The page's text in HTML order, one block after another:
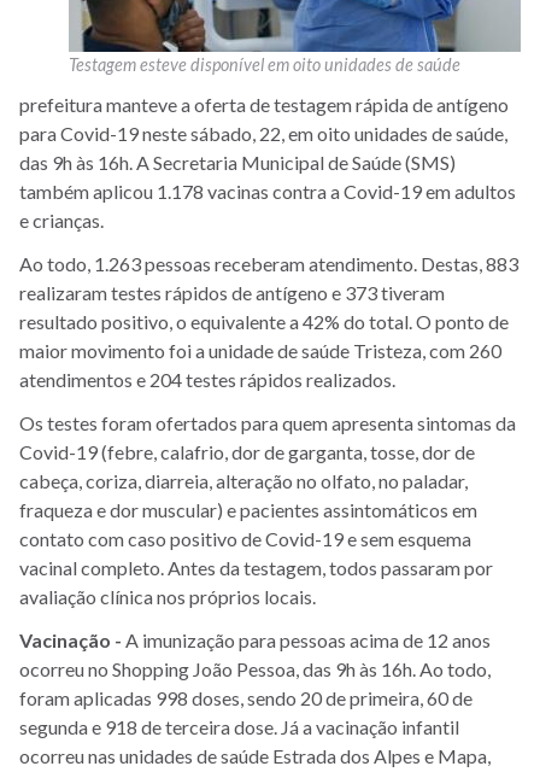
Testagem esteve disponível em oito unidades de saúde
prefeitura manteve a oferta de testagem rápida de antígeno
para Covid-19 neste sábado, 22, em oito unidades de saúde,
das 9h às 16h. A Secretaria Municipal de Saúde (SMS)
também aplicou 1.178 vacinas contra a Covid-19 em adultos
e crianças.
Ao todo, 1.263 pessoas receberam atendimento. Destas, 883
realizaram testes rápidos de antígeno e 373 tiveram
resultado positivo, o equivalente a 42% do total. O ponto de
maior movimento foi a unidade de saúde Tristeza, com 260
atendimentos e 204 testes rápidos realizados.
Os testes foram ofertados para quem apresenta sintomas da
Covid-19 (febre, calafrio, dor de garganta, tosse, dor de
cabeça, coriza, diarreia, alteração no olfato, no paladar,
fraqueza e dor muscular) e pacientes assintomáticos em
contato com caso positivo de Covid-19 e sem esquema
vacinal completo. Antes da testagem, todos passaram por
avaliação clínica nos próprios locais.
Vacinação - A imunização para pessoas acima de 12 anos
ocorreu no Shopping João Pessoa, das 9h às 16h. Ao todo,
foram aplicadas 998 doses, sendo 20 de primeira, 60 de
segunda e 918 de terceira dose. Já a vacinação infantil
ocorreu nas unidades de saúde Estrada dos Alpes e Mapa,